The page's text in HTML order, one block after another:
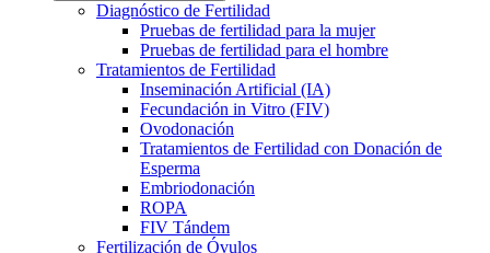
Diagnóstico de Fertilidad
Pruebas de fertilidad para la mujer
Pruebas de fertilidad para el hombre
Tratamientos de Fertilidad
Inseminación Artificial (IA)
Fecundación in Vitro (FIV)
Ovodonación
Tratamientos de Fertilidad con Donación de
Esperma
Embriodonación
ROPA
FIV Tándem
Fertilización de Óvulos